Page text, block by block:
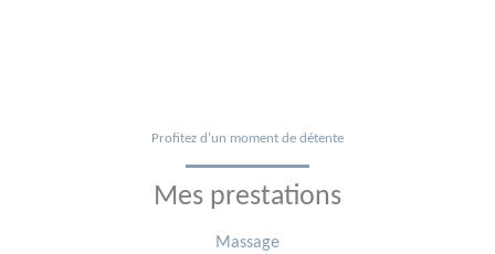
Profitez d’un moment de détente
Mes prestations
Massage